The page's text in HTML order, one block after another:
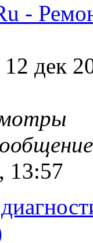
-
12 дек
13:57